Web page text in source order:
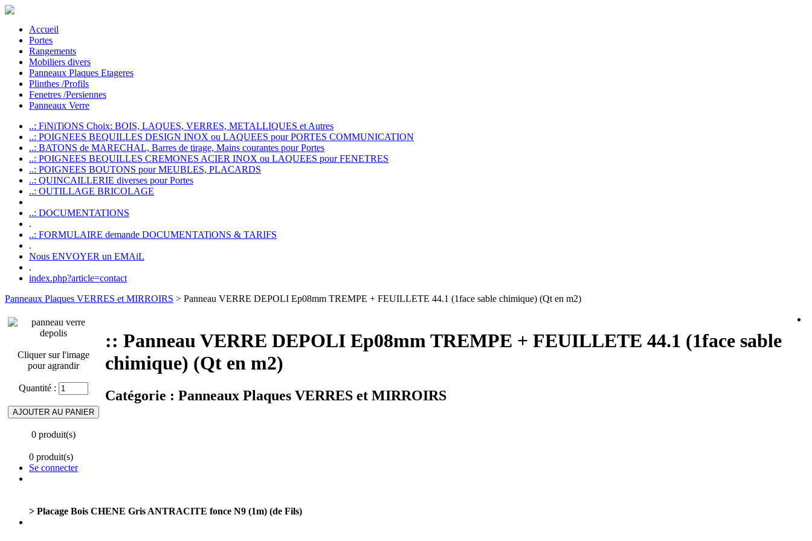
Accueil
Portes
Rangements
Mobiliers divers
Panneaux Plaques Etageres
Plinthes /Profils
Fenetres /Persiennes
Panneaux Verre
..: FiNiTiONS Choix: BOIS, LAQUES, VERRES, METALLIQUES et Autres
..: POIGNEES BEQUILLES DESIGN INOX ou LAQUEES pour PORTES COMMUNICATION
..: BATONS de MARECHAL, Barres de tirage, Mains courantes pour Portes
..: POIGNEES BEQUILLES CREMONES ACIER INOX ou LAQUEES pour FENETRES
..: POIGNEES BOUTONS pour MEUBLES, PLACARDS
..: QUINCAILLERIE diverses pour Portes
..: OUTILLAGE BRICOLAGE
..: DOCUMENTATIONS
.
..: FORMULAIRE demande DOCUMENTATiONS & TARIFS
.
Nous ENVOYER un EMAiL
.
index.php?article=contact
Panneaux Plaques VERRES et MIRROIRS > Panneau VERRE DEPOLI Ep08mm TREMPE + FEUILLETE 44.1 (1face sable chimique) (Qt en m2)
Cliquer sur l'image
pour agrandir
Quantité :
0 produit(s)
:: Panneau VERRE DEPOLI Ep08mm TREMPE + FEUILLETE 44.1 (1face sable
chimique) (Qt en m2)
Catégorie : Panneaux Plaques VERRES et MIRROIRS
0 produit(s)
Se connecter
> Placage Bois CHENE Gris ANTRACITE fonce N9 (1m) (de Fils)